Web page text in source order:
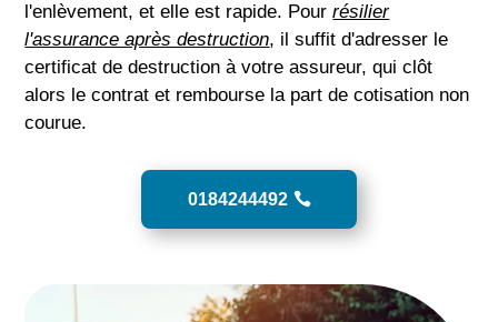
l'enlèvement, et elle est rapide. Pourrésilier
l'assurance après destruction, il suffit d'adresser le
certificat de destruction à votre assureur, qui clôt
alors le contrat et rembourse la part de cotisation non
courue.
0184244492